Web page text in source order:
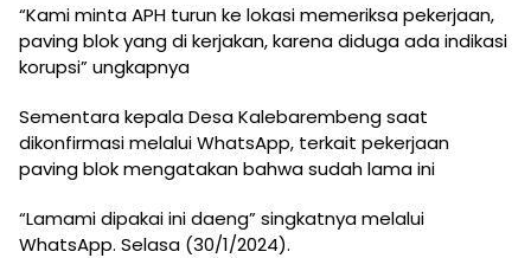
“Kami minta APH turun ke lokasi memeriksa pekerjaan,
paving blok yang di kerjakan, karena diduga ada indikasi
korupsi” ungkapnya
Sementara kepala Desa Kalebarembeng saat
dikonfirmasi melalui WhatsApp, terkait pekerjaan
paving blok mengatakan bahwa sudah lama ini
“Lamami dipakai ini daeng” singkatnya melalui
WhatsApp. Selasa (30/1/2024).